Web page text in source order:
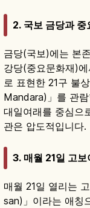
2. 국보 금당과
금당(국보)에는 본
강당(중요문화재)
로 표현한 21구 불
Mandara)」를 관
대일여래를 중심으
관은 압도적입니다.
3. 매월 21일 고
매월 21일 열리는
san)」이라는 애칭